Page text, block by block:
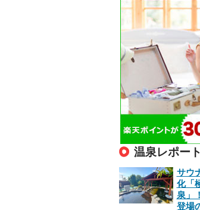
温泉レポート
サウ
化「
泉」
登場